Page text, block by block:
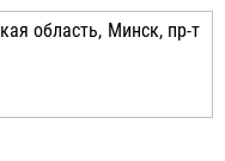
область, Минск, пр-т